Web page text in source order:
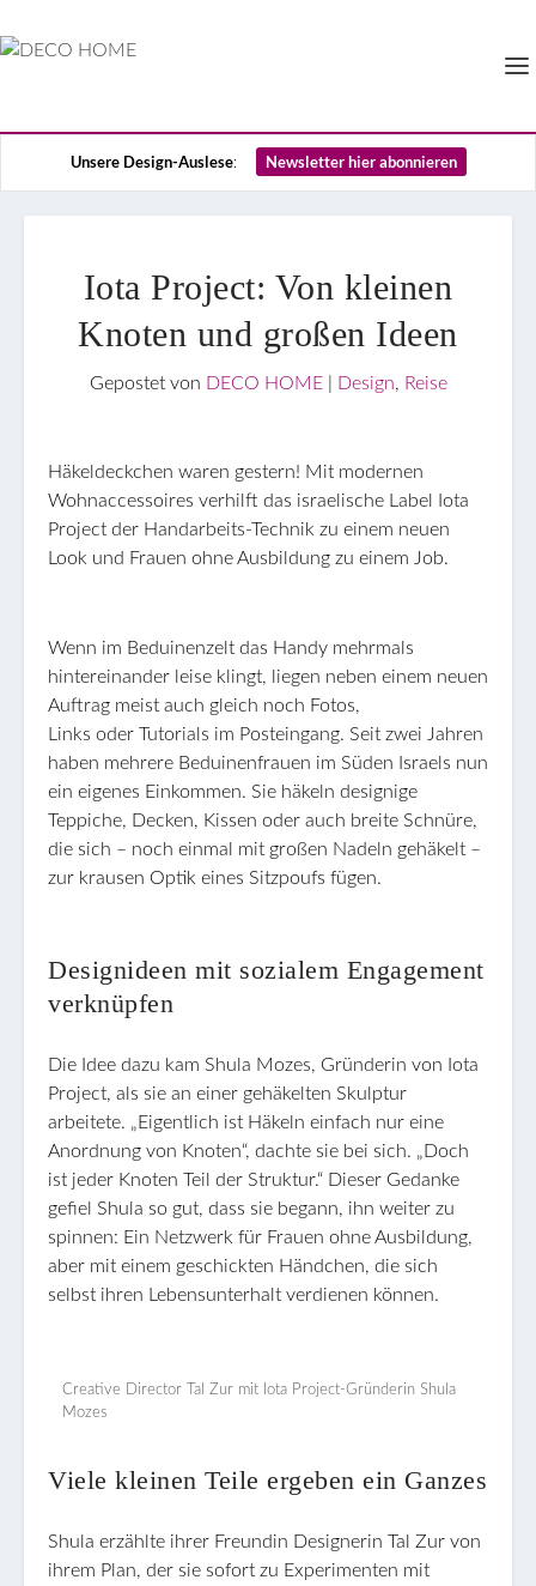
Unsere Design-Auslese: Newsletter hier abonnieren
Iota Project: Von kleinen
Knoten und großen Ideen
Gepostet von DECO HOME| Design, Reise
Häkeldeckchen waren gestern! Mit modernen
Wohnaccessoires verhilft das israelische Label Iota
Project der Handarbeits-Technik zu einem neuen
Look und Frauen ohne Ausbildung zu einem Job.
Wenn im Beduinenzelt das Handy mehrmals
hintereinander leise klingt, liegen neben einem neuen
Auftrag meist auch gleich noch Fotos,
Links oder Tutorials im Posteingang. Seit zwei Jahren
haben mehrere Beduinenfrauen im Süden Israels nun
ein eigenes Einkommen. Sie häkeln designige
Teppiche, Decken, Kissen oder auch breite Schnüre,
die sich – noch einmal mit großen Nadeln gehäkelt –
zur krausen Optik eines Sitzpoufs fügen.
Designideen mit sozialem Engagement
verknüpfen
Die Idee dazu kam Shula Mozes, Gründerin von Iota
Project, als sie an einer gehäkelten Skulptur
arbeitete. „Eigentlich ist Häkeln einfach nur eine
Anordnung von Knoten“, dachte sie bei sich. „Doch
ist jeder Knoten Teil der Struktur.“ Dieser Gedanke
gefiel Shula so gut, dass sie begann, ihn weiter zu
spinnen: Ein Netzwerk für Frauen ohne Ausbildung,
aber mit einem geschickten Händchen, die sich
selbst ihren Lebensunterhalt verdienen können.
Creative Director Tal Zur mit Iota Project-Gründerin Shula
Mozes
Viele kleinen Teile ergeben ein Ganzes
Shula erzählte ihrer Freundin Designerin Tal Zur von
ihrem Plan, der sie sofort zu Experimenten mit